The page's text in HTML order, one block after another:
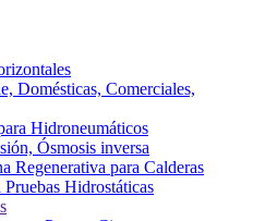
Domésticas, Comerciales,
Hidroneumáticos
Ósmosis inversa
Regenerativa para Calderas
Hidrostáticas